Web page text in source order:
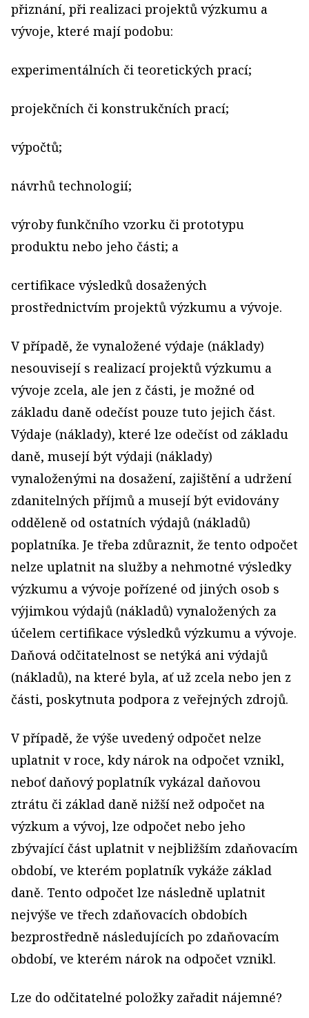
přiznání, při realizaci projektů výzkumu a
vývoje, které mají podobu:
experimentálních či teoretických prací;
projekčních či konstrukčních prací;
výpočtů;
návrhů technologií;
výroby funkčního vzorku či prototypu
produktu nebo jeho části; a
certifikace výsledků dosažených
prostřednictvím projektů výzkumu a vývoje.
V případě, že vynaložené výdaje (náklady)
nesouvisejí s realizací projektů výzkumu a
vývoje zcela, ale jen z části, je možné od
základu daně odečíst pouze tuto jejich část.
Výdaje (náklady), které lze odečíst od základu
daně, musejí být výdaji (náklady)
vynaloženými na dosažení, zajištění a udržení
zdanitelných příjmů a musejí být evidovány
odděleně od ostatních výdajů (nákladů)
poplatníka. Je třeba zdůraznit, že tento odpočet
nelze uplatnit na služby a nehmotné výsledky
výzkumu a vývoje pořízené od jiných osob s
výjimkou výdajů (nákladů) vynaložených za
účelem certifikace výsledků výzkumu a vývoje.
Daňová odčitatelnost se netýká ani výdajů
(nákladů), na které byla, ať už zcela nebo jen z
části, poskytnuta podpora z veřejných zdrojů.
V případě, že výše uvedený odpočet nelze
uplatnit v roce, kdy nárok na odpočet vznikl,
neboť daňový poplatník vykázal daňovou
ztrátu či základ daně nižší než odpočet na
výzkum a vývoj, lze odpočet nebo jeho
zbývající část uplatnit v nejbližším zdaňovacím
období, ve kterém poplatník vykáže základ
daně. Tento odpočet lze následně uplatnit
nejvýše ve třech zdaňovacích obdobích
bezprostředně následujících po zdaňovacím
období, ve kterém nárok na odpočet vznikl.
Lze do odčitatelné položky zařadit nájemné?